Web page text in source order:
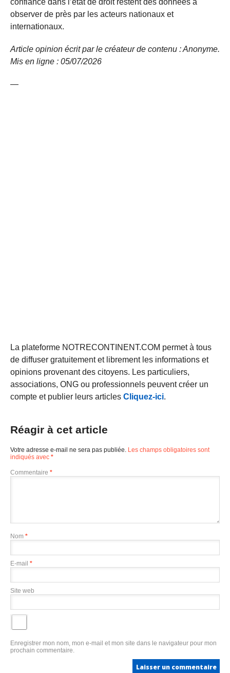
confiance dans l’état de droit restent des données à
observer de près par les acteurs nationaux et
internationaux.
Article opinion écrit par le créateur de contenu : Anonyme.
Mis en ligne : 05/07/2026
—
La plateforme NOTRECONTINENT.COM permet à tous
de diffuser gratuitement et librement les informations et
opinions provenant des citoyens. Les particuliers,
associations, ONG ou professionnels peuvent créer un
compte et publier leurs articles Cliquez-ici.
Réagir à cet article
Votre adresse e-mail ne sera pas publiée. Les champs obligatoires sont
indiqués avec *
Commentaire *
Nom *
E-mail *
Site web
Enregistrer mon nom, mon e-mail et mon site dans le navigateur pour mon
prochain commentaire.